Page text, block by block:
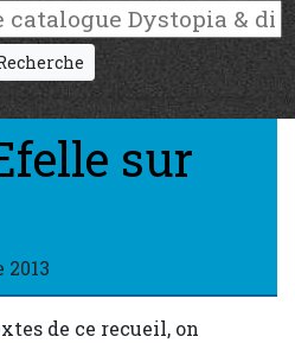
sur
de ce recueil, on